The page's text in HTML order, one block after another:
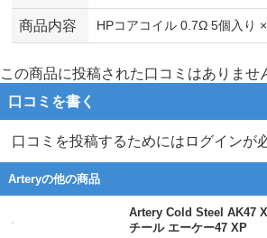
商品内容 HPコアコイル 0.7Ω 5個入り
この商品に投稿された口コミはありませ
口コミを書く
口コミを投稿するためにはログインが
Arteryの他の商品
Artery Cold Steel AK47
チール エーケー47 XP